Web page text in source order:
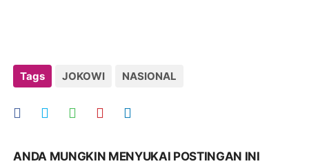
Tags JOKOWI NASIONAL
ANDA MUNGKIN MENYUKAI POSTINGAN INI